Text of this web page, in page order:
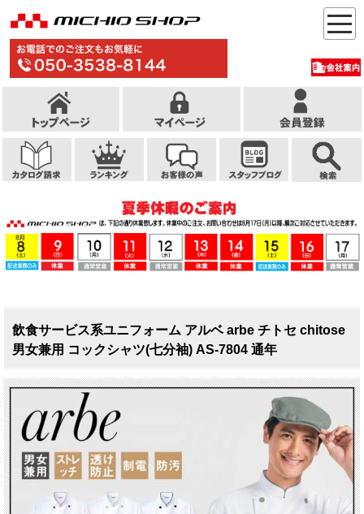
飲食サービス系ユニフォーム アルベ arbe チトセ chitose
男女兼用 コックシャツ(七分袖) AS-7804 通年